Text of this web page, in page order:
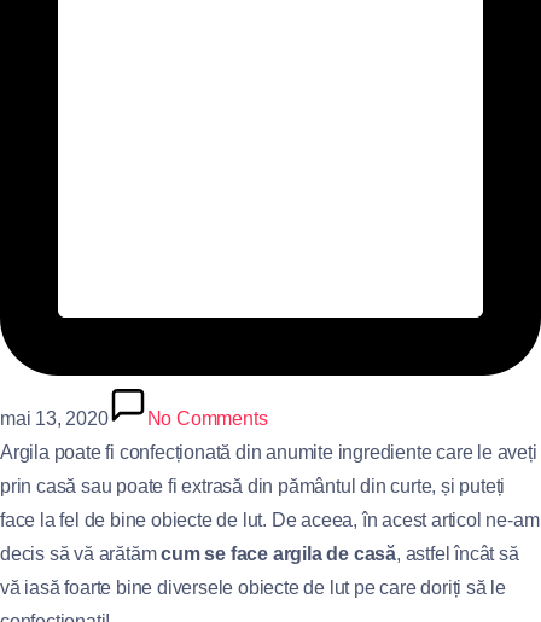
mai 13, 2020
No Comments
Argila poate fi confecționată din anumite ingrediente care le aveți
prin casă sau poate fi extrasă din pământul din curte, și puteți
face la fel de bine obiecte de lut. De aceea, în acest articol ne-am
decis să vă arătămcum se face argila de casă, astfel încât să
vă iasă foarte bine diversele obiecte de lut pe care doriți să le